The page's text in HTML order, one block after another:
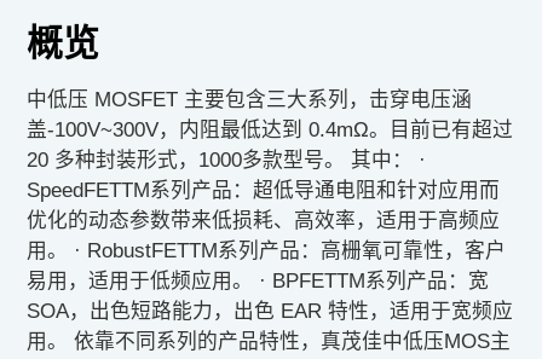
概览
中低压 MOSFET 主要包含三大系列，击穿电压涵
盖-100V~300V，内阻最低达到 0.4mΩ。目前已有超过
20 多种封装形式，1000多款型号。 其中： ·
SpeedFETTM系列产品：超低导通电阻和针对应用而
优化的动态参数带来低损耗、高效率，适用于高频应
用。 · RobustFETTM系列产品：高栅氧可靠性，客户
易用，适用于低频应用。 · BPFETTM系列产品：宽
SOA，出色短路能力，出色 EAR 特性，适用于宽频应
用。 依靠不同系列的产品特性，真茂佳中低压MOS主